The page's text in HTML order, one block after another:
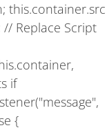
this.container.src
Replace Script
if
{